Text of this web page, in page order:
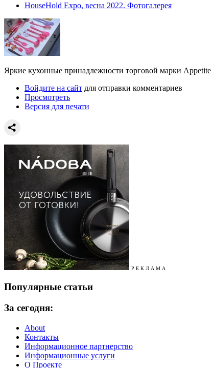
HouseHold Expo, весна 2022. Фотогалерея
Яркие кухонные принадлежности торговой марки
Войдите на сайт для отправки комментариев
Просмотреть
Версия для печати
Р Е К Л А М А
Популярные статьи
За сегодня:
About
Контакты
Информационное партнерство
Информационные услуги
О Проекте